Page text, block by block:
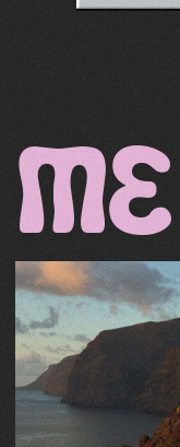
Чистый воздух,
атмосфера и
Канарских островов
для отдыха,
трансформации.